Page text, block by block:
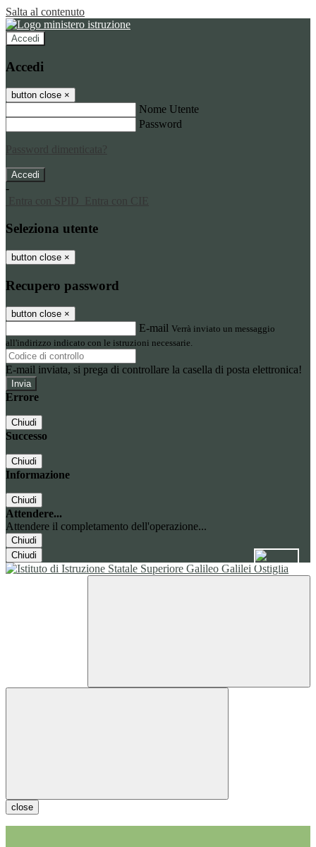
Salta al contenuto
Accedi
Accedi
button close ×
Nome Utente
Password
Password dimenticata?
-
Entra con SPID
Entra con CIE
Seleziona utente
button close ×
Recupero password
button close ×
E-mail Verrà inviato un messaggio
all'indirizzo indicato con le istruzioni necessarie.
E-mail inviata, si prega di controllare la casella di posta elettronica!
Errore
Chiudi
Successo
Chiudi
Informazione
Chiudi
Attendere...
Attendere il completamento dell'operazione...
Chiudi
Chiudi
close